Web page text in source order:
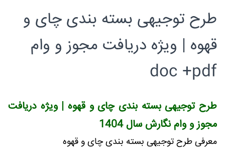
طرح توجیهی بسته بندی چای و
قهوه | ویژه دریافت مجوز و وام
doc +pdf
طرح توجیهی بسته بندی چای و قهوه | ویژه دریافت
مجوز و وام نگارش سال 1404
معرفی طرح توجیهی بسته بندی چای و قهوه